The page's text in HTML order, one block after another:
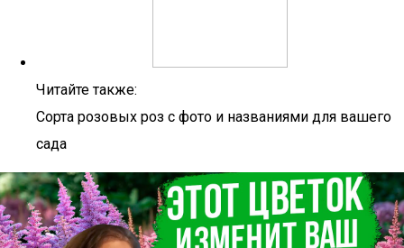
Читайте также:
Сорта розовых роз с фото и названиями для вашего
сада